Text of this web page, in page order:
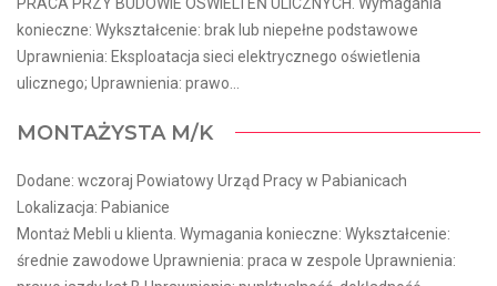
PRACA PRZY BUDOWIE OSWIELTEŃ ULICZNYCH. Wymagania
konieczne: Wykształcenie: brak lub niepełne podstawowe
Uprawnienia: Eksploatacja sieci elektrycznego oświetlenia
ulicznego; Uprawnienia: prawo...
MONTAŻYSTA M/K
Dodane: wczoraj Powiatowy Urząd Pracy w Pabianicach
Lokalizacja: Pabianice
Montaż Mebli u klienta. Wymagania konieczne: Wykształcenie:
średnie zawodowe Uprawnienia: praca w zespole Uprawnienia: